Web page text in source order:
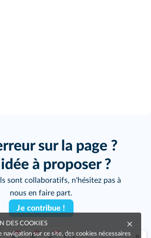
sur la page ?
à proposer ?
sont collaboratifs, n'hésitez pas à
nous en faire part.
Je contribue !
DES COOKIES
navigation sur ce site, des cookies nécessaires